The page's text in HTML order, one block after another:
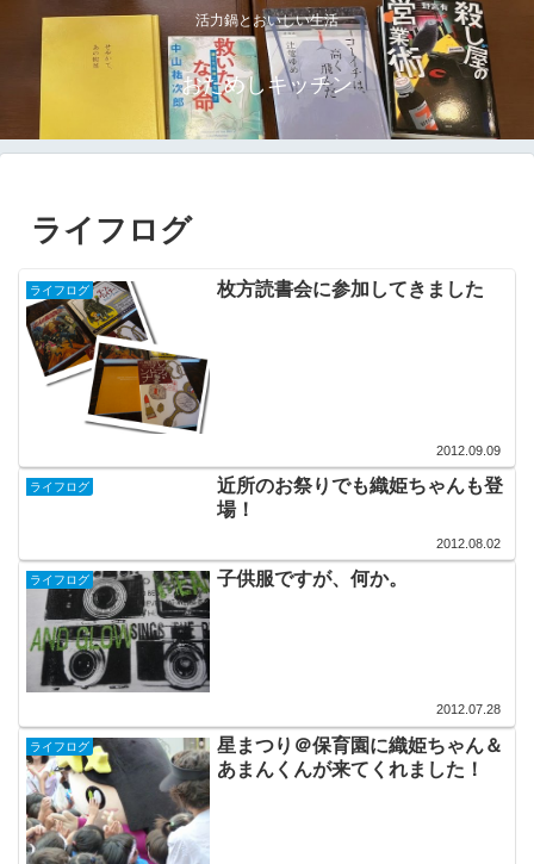
活力鍋とおいしい生活
おためしキッチン
ライフログ
ライフログ 枚方読書会に参加してきました
2012.09.09
ライフログ
近所のお祭りでも織姫ちゃんも登
場！
2012.08.02
ライフログ 子供服ですが、何か。
2012.07.28
ライフログ
星まつり＠保育園に織姫ちゃん＆
あまんくんが来てくれました！